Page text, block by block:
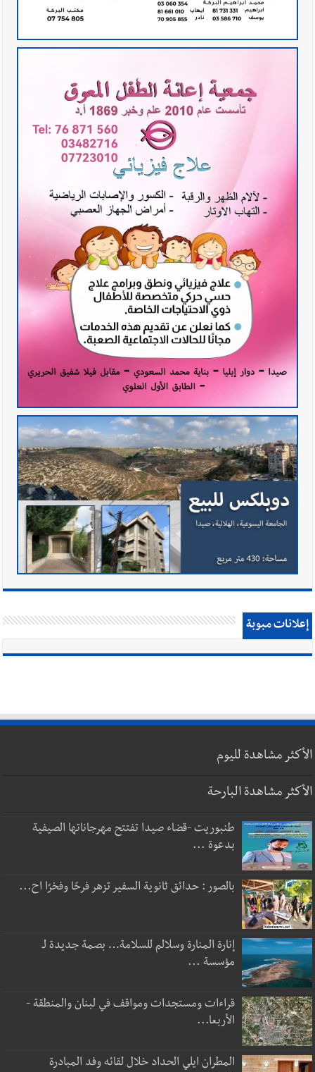
إعلانات مبوبة
الأكثر مشاهدة لليوم
الأكثر مشاهدة البارحة
طنبوريت -قضاء صيدا تفتتح مهرجاناتها الصيفية
بدعوة ...
بالصور : حدائق ثانوية السفير تزهر فرحًا وفخرًا اح...
إنارة المنارة وسلالم للسلامة… بصمة جديدة لـ
مؤسسة ...
قراءات ومستجدات ومواقف في لبنان والمنطقة -
الأربعا...
المطران ايلي الحداد خلال لقائه وفد المبادرة